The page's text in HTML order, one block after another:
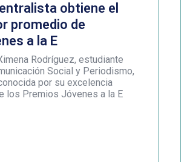
obtiene el
promedio de
a la E
Rodríguez, estudiante
Social y Periodismo,
por su excelencia
los Premios Jóvenes a la E